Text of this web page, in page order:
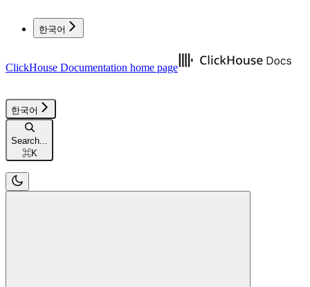
한국어
ClickHouse Documentation home page
한국어
Search...
⌘K